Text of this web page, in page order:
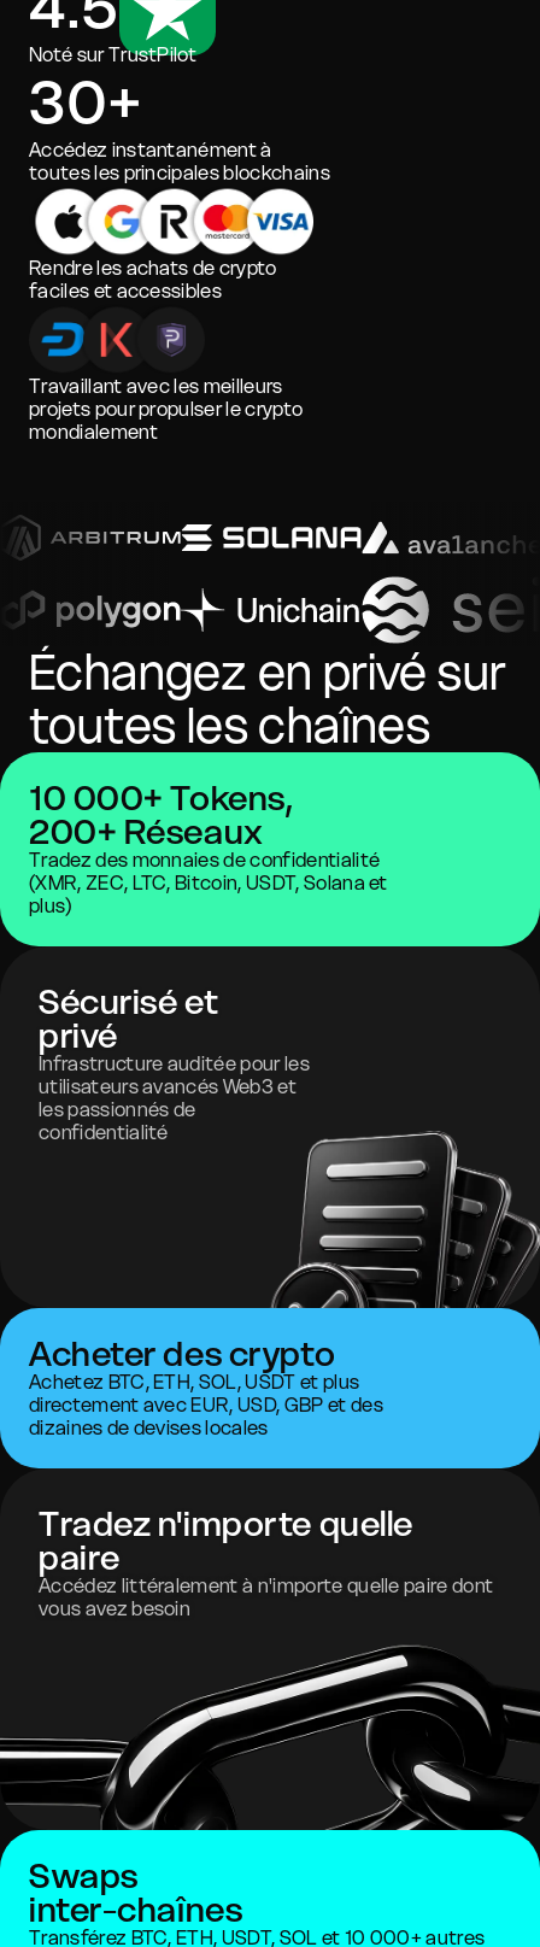
Noté sur TrustPilot
30+
Accédez instantanément à
toutes les principales blockchains
Rendre les achats de crypto
faciles et accessibles
Travaillant avec les meilleurs
projets pour propulser le crypto
mondialement
Échangez en privé sur
toutes les chaînes
10 000+ Tokens,
200+ Réseaux
Tradez des monnaies de confidentialité
(XMR, ZEC, LTC, Bitcoin, USDT, Solana et
plus)
Sécurisé et
privé
Infrastructure auditée pour les
utilisateurs avancés Web3 et
les passionnés de
confidentialité
Tradez n'importe quelle
paire
Accédez littéralement à n'importe quelle paire dont
vous avez besoin
Acheter des crypto
Achetez BTC, ETH, SOL, USDT et plus
directement avec EUR, USD, GBP et des
dizaines de devises locales
Swaps
inter-chaînes
Transférez BTC, ETH, USDT, SOL et 10 000+ autres